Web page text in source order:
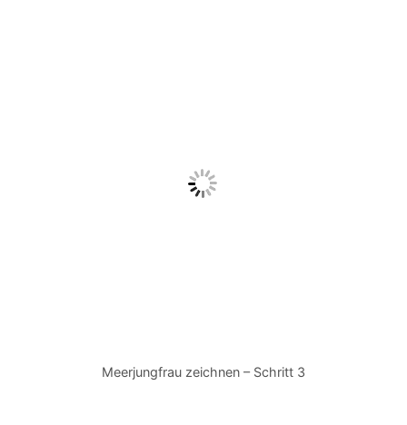
Meerjungfrau zeichnen – Schritt 3